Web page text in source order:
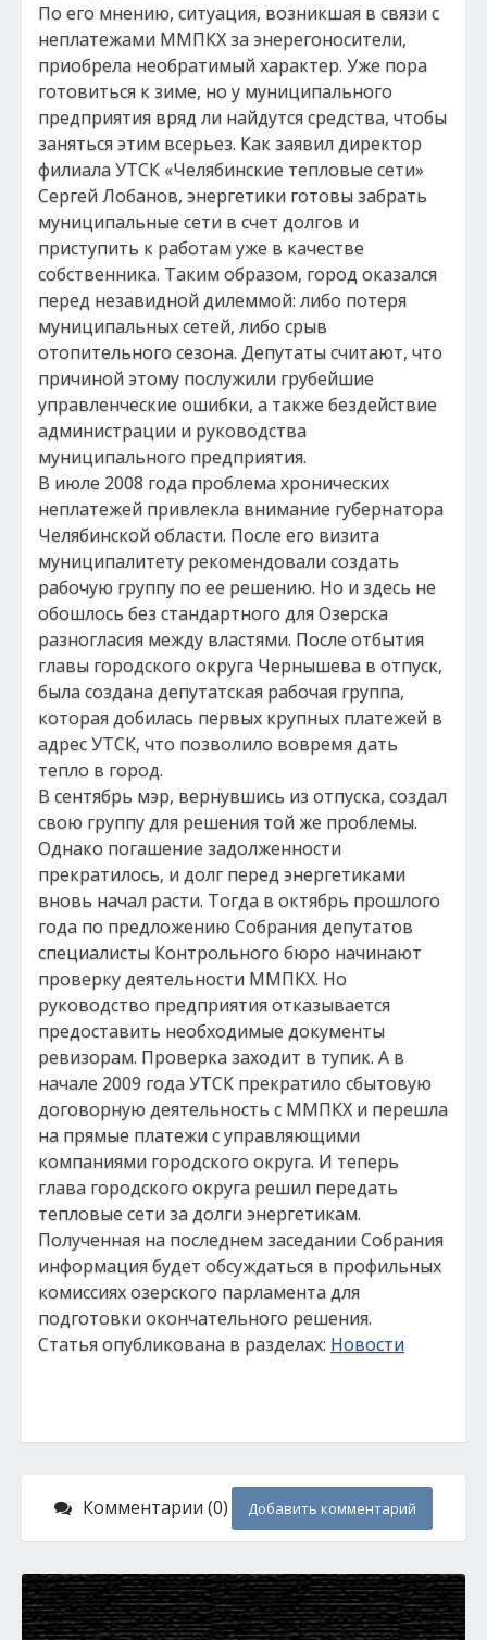
По его мнению, ситуация, возникшая в связи с
неплатежами ММПКХ за энерегоносители,
приобрела необратимый характер. Уже пора
готовиться к зиме, но у муниципального
предприятия вряд ли найдутся средства, чтобы
заняться этим всерьез. Как заявил директор
филиала УТСК «Челябинские тепловые сети»
Сергей Лобанов, энергетики готовы забрать
муниципальные сети в счет долгов и
приступить к работам уже в качестве
собственника. Таким образом, город оказался
перед незавидной дилеммой: либо потеря
муниципальных сетей, либо срыв
отопительного сезона. Депутаты считают, что
причиной этому послужили грубейшие
управленческие ошибки, а также бездействие
администрации и руководства
муниципального предприятия.
В июле 2008 года проблема хронических
неплатежей привлекла внимание губернатора
Челябинской области. После его визита
муниципалитету рекомендовали создать
рабочую группу по ее решению. Но и здесь не
обошлось без стандартного для Озерска
разногласия между властями. После отбытия
главы городского округа Чернышева в отпуск,
была создана депутатская рабочая группа,
которая добилась первых крупных платежей в
адрес УТСК, что позволило вовремя дать
тепло в город.
В сентябрь мэр, вернувшись из отпуска, создал
свою группу для решения той же проблемы.
Однако погашение задолженности
прекратилось, и долг перед энергетиками
вновь начал расти. Тогда в октябрь прошлого
года по предложению Собрания депутатов
специалисты Контрольного бюро начинают
проверку деятельности ММПКХ. Но
руководство предприятия отказывается
предоставить необходимые документы
ревизорам. Проверка заходит в тупик. А в
начале 2009 года УТСК прекратило сбытовую
договорную деятельность с ММПКХ и перешла
на прямые платежи с управляющими
компаниями городского округа. И теперь
глава городского округа решил передать
тепловые сети за долги энергетикам.
Полученная на последнем заседании Собрания
информация будет обсуждаться в профильных
комиссиях озерского парламента для
подготовки окончательного решения.
Статья опубликована в разделах: Новости
Комментарии (0) Добавить комментарий